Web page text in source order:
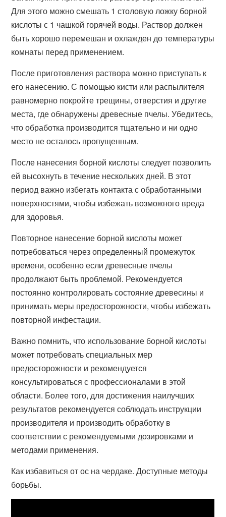
Для этого можно смешать 1 столовую ложку борной
кислоты с 1 чашкой горячей воды. Раствор должен
быть хорошо перемешан и охлажден до температуры
комнаты перед применением.
После приготовления раствора можно приступать к
его нанесению. С помощью кисти или распылителя
равномерно покройте трещины, отверстия и другие
места, где обнаружены древесные пчелы. Убедитесь,
что обработка производится тщательно и ни одно
место не осталось пропущенным.
После нанесения борной кислоты следует позволить
ей высохнуть в течение нескольких дней. В этот
период важно избегать контакта с обработанными
поверхностями, чтобы избежать возможного вреда
для здоровья.
Повторное нанесение борной кислоты может
потребоваться через определенный промежуток
времени, особенно если древесные пчелы
продолжают быть проблемой. Рекомендуется
постоянно контролировать состояние древесины и
принимать меры предосторожности, чтобы избежать
повторной инфестации.
Важно помнить, что использование борной кислоты
может потребовать специальных мер
предосторожности и рекомендуется
консультироваться с профессионалами в этой
области. Более того, для достижения наилучших
результатов рекомендуется соблюдать инструкции
производителя и производить обработку в
соответствии с рекомендуемыми дозировками и
методами применения.
Как избавиться от ос на чердаке. Доступные методы
борьбы.